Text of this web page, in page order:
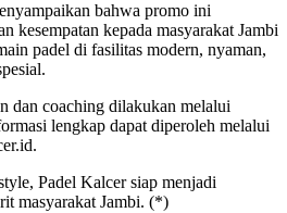
bahwa promo ini
kesempatan kepada masyarakat Jambi
padel di fasilitas modern, nyaman,
dan coaching dilakukan melalui
lengkap dapat diperoleh melalui
Padel Kalcer siap menjadi
masyarakat Jambi. (*)